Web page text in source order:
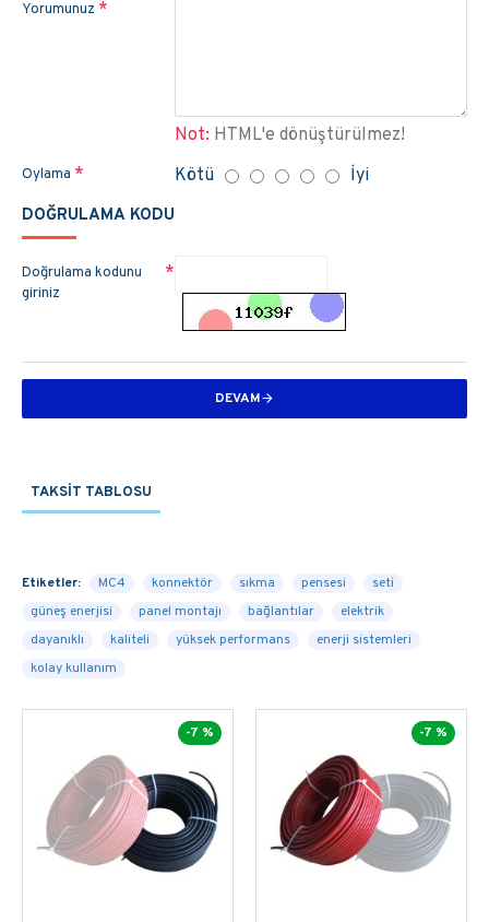
Yorumunuz
Not: HTML'e dönüştürülmez!
Oylama Kötü İyi
DOĞRULAMA KODU
Doğrulama kodunu
giriniz
DEVAM
TAKSIT TABLOSU
Etiketler: MC4 konnektör sıkma pensesi
seti
güneş enerjisi
panel montajı bağlantılar
elektrik
dayanıklı
kaliteli yüksek performans
enerji sistemleri
kolay kullanım
-7 % -7 %